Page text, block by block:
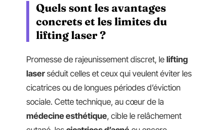
Quels sont les avantages
concrets et les limites du
lifting laser ?
Promesse de rajeunissement discret, le lifting
laserséduit celles et ceux qui veulent éviter les
cicatrices ou de longues périodes d’éviction
sociale. Cette technique, au cœur de la
médecine esthétique, cible le relâchement